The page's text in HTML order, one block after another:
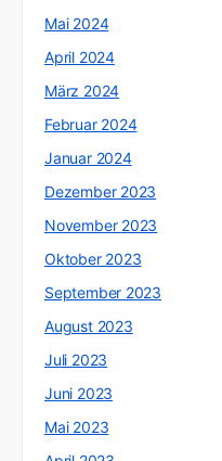
Mai 2024
April 2024
März 2024
Februar 2024
Januar 2024
Dezember 2023
November 2023
Oktober 2023
September 2023
August 2023
Juli 2023
Juni 2023
Mai 2023